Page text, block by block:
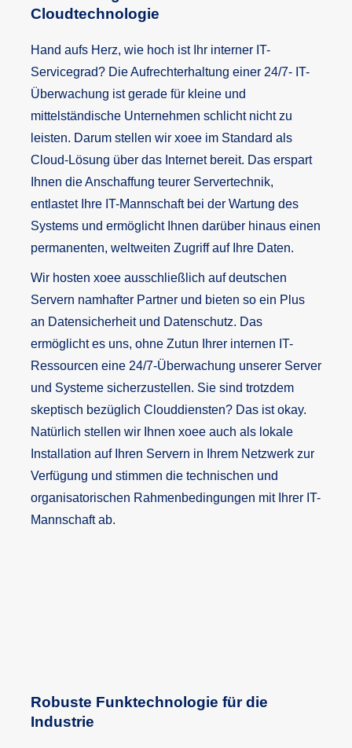
Cloudtechnologie
Hand aufs Herz, wie hoch ist Ihr interner IT-
Servicegrad? Die Aufrechterhaltung einer 24/7- IT-
Überwachung ist gerade für kleine und
mittelständische Unternehmen schlicht nicht zu
leisten. Darum stellen wir xoee im Standard als
Cloud-Lösung über das Internet bereit. Das erspart
Ihnen die Anschaffung teurer Servertechnik,
entlastet Ihre IT-Mannschaft bei der Wartung des
Systems und ermöglicht Ihnen darüber hinaus einen
permanenten, weltweiten Zugriff auf Ihre Daten.
Wir hosten xoee ausschließlich auf deutschen
Servern namhafter Partner und bieten so ein Plus
an Datensicherheit und Datenschutz. Das
ermöglicht es uns, ohne Zutun Ihrer internen IT-
Ressourcen eine 24/7-Überwachung unserer Server
und Systeme sicherzustellen. Sie sind trotzdem
skeptisch bezüglich Clouddiensten? Das ist okay.
Natürlich stellen wir Ihnen xoee auch als lokale
Installation auf Ihren Servern in Ihrem Netzwerk zur
Verfügung und stimmen die technischen und
organisatorischen Rahmenbedingungen mit Ihrer IT-
Mannschaft ab.
Robuste Funktechnologie für die
Industrie